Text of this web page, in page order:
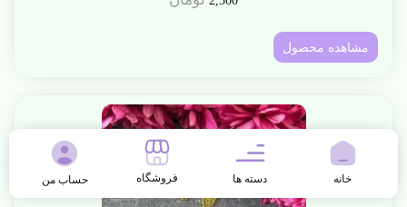
مشاهده محصول
خانه دسته ها فروشگاه حساب من